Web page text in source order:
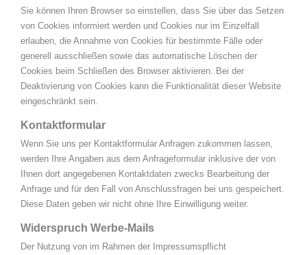
Sie können Ihren Browser so einstellen, dass Sie über das Setzen
von Cookies informiert werden und Cookies nur im Einzelfall
erlauben, die Annahme von Cookies für bestimmte Fälle oder
generell ausschließen sowie das automatische Löschen der
Cookies beim Schließen des Browser aktivieren. Bei der
Deaktivierung von Cookies kann die Funktionalität dieser Website
eingeschränkt sein.
Kontaktformular
Wenn Sie uns per Kontaktformular Anfragen zukommen lassen,
werden Ihre Angaben aus dem Anfrageformular inklusive der von
Ihnen dort angegebenen Kontaktdaten zwecks Bearbeitung der
Anfrage und für den Fall von Anschlussfragen bei uns gespeichert.
Diese Daten geben wir nicht ohne Ihre Einwilligung weiter.
Widerspruch Werbe-Mails
Der Nutzung von im Rahmen der Impressumspflicht